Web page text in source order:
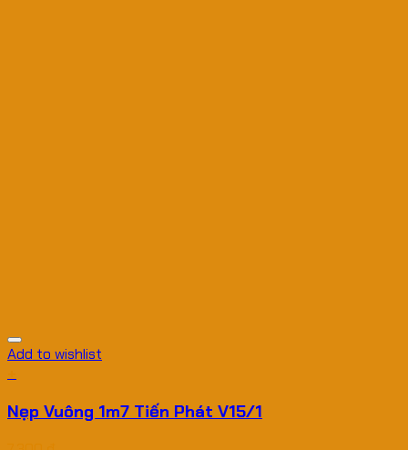
Add to wishlist
Nẹp Vuông 1m7 Tiến Phát V15/1